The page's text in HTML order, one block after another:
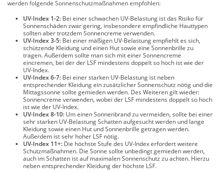
werden folgende Sonnenschutzmaßnahmen empfohlen:
UV-Index 1-2: Bei einer schwachen UV-Belastung ist das Risiko für
Sonnenschäden zwar gering, insbesondere empfindliche Hauttypen
sollten aber trotzdem Sonnencreme verwenden.
UV-Index 3-5: Bei einer mäßigen UV-Belastung empfiehlt es sich,
schützende Kleidung und einen Hut sowie eine Sonnenbrille zu
tragen. Außerdem sollte man sich mit einer Sonnencreme
eincremen, bei der der LSF mindestens doppelt so hoch ist wie der
UV-Index.
UV-Index 6-7: Bei einer starken UV-Belastung ist neben
entsprechender Kleidung ein zusätzlicher Sonnenschutz nötig und die
Mittagssonne sollte gemieden werden. Des Weiteren gilt wieder:
Sonnencreme verwenden, wobei der LSF mindestens doppelt so hoch
ist wie der UV-Index.
UV-Index 8-10: Um einen Sonnenbrand zu vermeiden, sollte bei einer
sehr starken UV-Belastung Schatten aufgesucht werden und lange
Kleidung sowie einen Hut und Sonnenbrille getragen werden.
Außerdem ist sehr hoher LSF nötig.
UV-Index 11+: Die höchste Stufe des UV-Index erfordert weitere
Schutzmaßnahmen. Die Sonne sollte unbedingt gemieden werden,
auch im Schatten ist auf maximalen Sonnenschutz zu achten. Hierzu
neben entsprechender Kleidung der höchste LSF.